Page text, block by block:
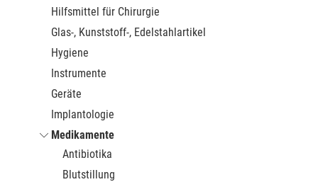
Hilfsmittel für Chirurgie
Glas-, Kunststoff-, Edelstahlartikel
Hygiene
Instrumente
Geräte
Implantologie
Medikamente
Antibiotika
Blutstillung